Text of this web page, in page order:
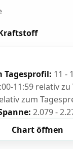
Tagesprofil: 11 -
11:59 relativ
zum
2.079 -
Chart öffnen